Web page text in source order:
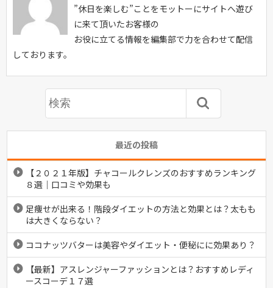
”休日を楽しむ”ことをモットーにサイトへ遊び
に来て頂いたお客様の
お役に立てる情報を編集部で力を合わせて配信
しております。
最近の投稿
【２０２１年版】チャコールクレンズのおすすめランキング
８選｜口コミや効果も
足痩せが出来る！階段ダイエットの方法と効果とは？太もも
は大きくならない？
ココナッツバターは美容やダイエット・便秘にに効果あり？
【最新】アスレンジャーファッションとは？おすすめレディ
ースコーデ１７選